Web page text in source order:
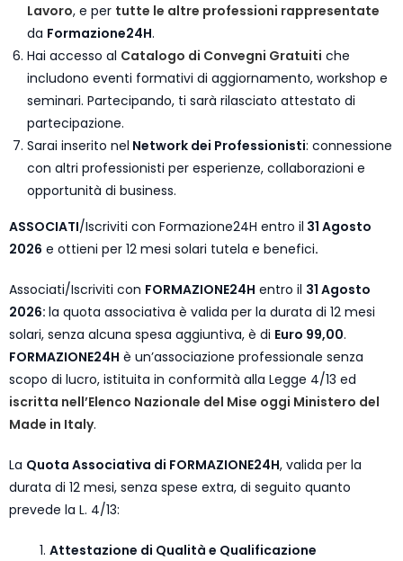
Lavoro, e per tutte le altre professioni rappresentate
da Formazione24H.
Hai accesso al Catalogo di Convegni Gratuiti che
includono eventi formativi di aggiornamento, workshop e
seminari. Partecipando, ti sarà rilasciato attestato di
partecipazione.
Sarai inserito nel Network dei Professionisti: connessione
con altri professionisti per esperienze, collaborazioni e
opportunità di business.
ASSOCIATI/Iscriviti con Formazione24H entro il 31 Agosto
2026 e ottieni per 12 mesi solari tutela e benefici.
Associati/Iscriviti con FORMAZIONE24H entro il 31 Agosto
2026: la quota associativa è valida per la durata di 12 mesi
solari, senza alcuna spesa aggiuntiva, è di Euro 99,00.
FORMAZIONE24H è un’associazione professionale senza
scopo di lucro, istituita in conformità alla Legge 4/13 ed
iscritta nell’Elenco Nazionale del Mise oggi Ministero del
Made in Italy.
La Quota Associativa di FORMAZIONE24H, valida per la
durata di 12 mesi, senza spese extra, di seguito quanto
prevede la L. 4/13:
Attestazione di Qualità e Qualificazione